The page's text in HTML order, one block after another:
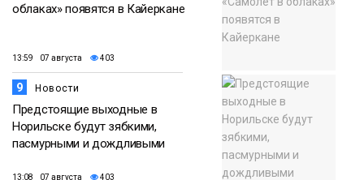
облаках» появятся в Кайеркане
13:59 07 августа 403
9 Новости
Предстоящие выходные в
Норильске будут зябкими,
пасмурными и дождливыми
13:08 07 августа 403